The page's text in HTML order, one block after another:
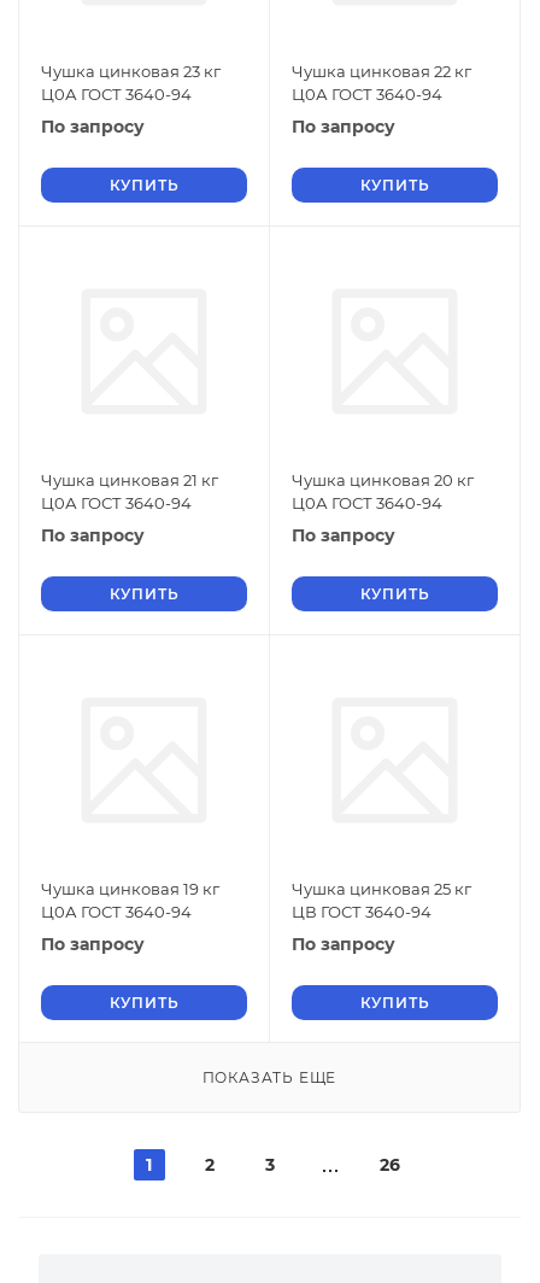
Чушка цинковая 23 кг
Ц0А ГОСТ 3640-94
По запросу
КУПИТЬ
Чушка цинковая 22 кг
Ц0А ГОСТ 3640-94
По запросу
КУПИТЬ
Чушка цинковая 21 кг
Ц0А ГОСТ 3640-94
По запросу
КУПИТЬ
Чушка цинковая 20 кг
Ц0А ГОСТ 3640-94
По запросу
КУПИТЬ
Чушка цинковая 19 кг
Ц0А ГОСТ 3640-94
По запросу
КУПИТЬ
Чушка цинковая 25 кг
ЦВ ГОСТ 3640-94
По запросу
КУПИТЬ
ПОКАЗАТЬ ЕЩЕ
1 2 3 26